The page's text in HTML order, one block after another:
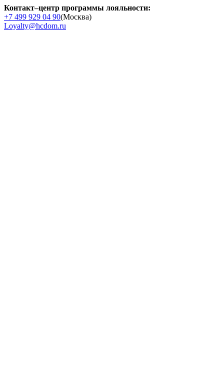
Контакт–центр программы лояльности:
+7 499 929 04 90(Москва)
Loyalty@hcdom.ru